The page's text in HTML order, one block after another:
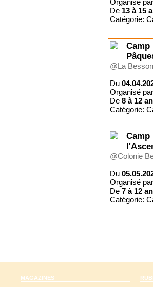
Organisé
De 13 à 15
Catégorie:
@La
Du
Organisé
De 8 à 12
Catégorie:
@Colonie
Du
Organisé
De 7 à 12
Catégorie:
MAGAZINES